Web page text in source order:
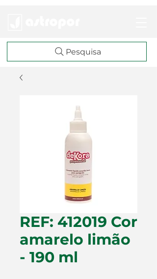
Pesquisa
REF: 412019 Cor
amarelo limão
- 190 ml